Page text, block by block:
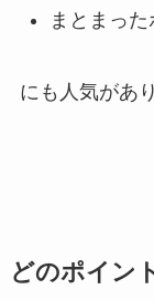
まとまっ
にも人気があ
どのポイン